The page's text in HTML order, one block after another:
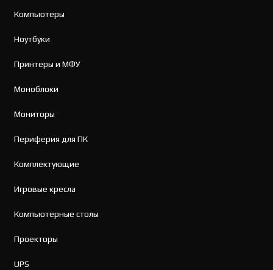
Компьютеры
Ноутбуки
Принтеры и МФУ
Моноблоки
Мониторы
Периферия для ПК
Комплектующие
Игровые кресла
Компьютерные столы
Проекторы
UPS